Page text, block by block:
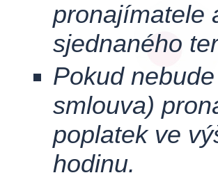
pronajímatele
sjednaného
Pokud
smlouva)
poplatek ve
hodinu.